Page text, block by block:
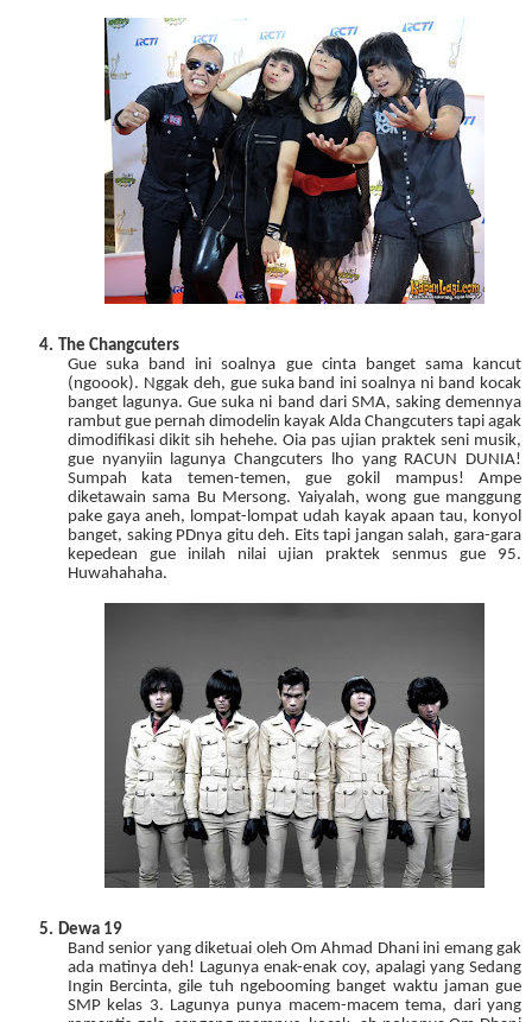
4. The Changcuters
Gue suka band ini soalnya gue cinta banget sama kancut
(ngoook). Nggak deh, gue suka band ini soalnya ni band kocak
banget lagunya. Gue suka ni band dari SMA, saking demennya
rambut gue pernah dimodelin kayak Alda Changcuters tapi agak
dimodifikasi dikit sih hehehe. Oia pas ujian praktek seni musik,
gue nyanyiin lagunya Changcuters lho yang RACUN DUNIA!
Sumpah kata temen-temen, gue gokil mampus! Ampe
diketawain sama Bu Mersong. Yaiyalah, wong gue manggung
pake gaya aneh, lompat-lompat udah kayak apaan tau, konyol
banget, saking PDnya gitu deh. Eits tapi jangan salah, gara-gara
kepedean gue inilah nilai ujian praktek senmus gue 95.
Huwahahaha.
5. Dewa 19
Band senior yang diketuai oleh Om Ahmad Dhani ini emang gak
ada matinya deh! Lagunya enak-enak coy, apalagi yang Sedang
Ingin Bercinta, gile tuh ngebooming banget waktu jaman gue
SMP kelas 3. Lagunya punya macem-macem tema, dari yang